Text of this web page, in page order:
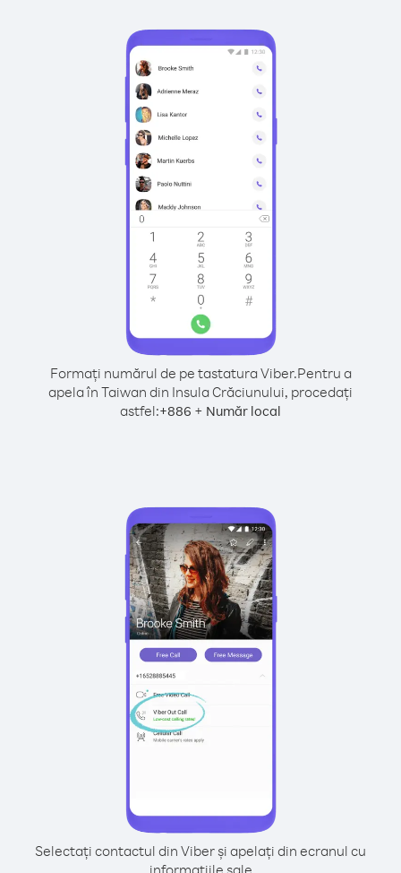
Formați numărul de pe tastatura Viber.Pentru a
apela în Taiwan din Insula Crăciunului, procedați
astfel:+886 + Număr local
Selectați contactul din Viber și apelați din ecranul cu
informațiile sale